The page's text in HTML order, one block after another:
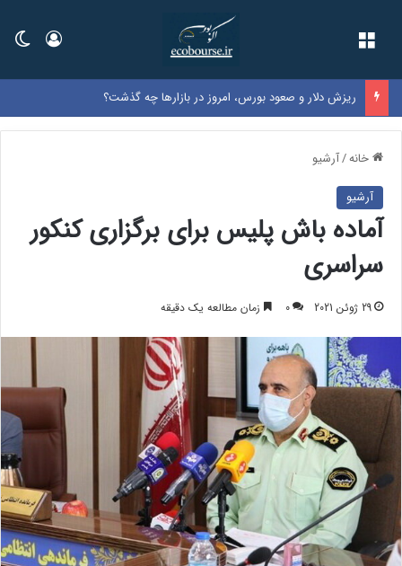
ورود
ریزش دلار و صعود بورس، امروز در بازارها چه گذشت؟
خانه/آرشیو
آرشیو
آماده باش پلیس برای برگزاری کنکور
سراسری
29 ژوئن 2021 0 زمان مطالعه یک دقیقه